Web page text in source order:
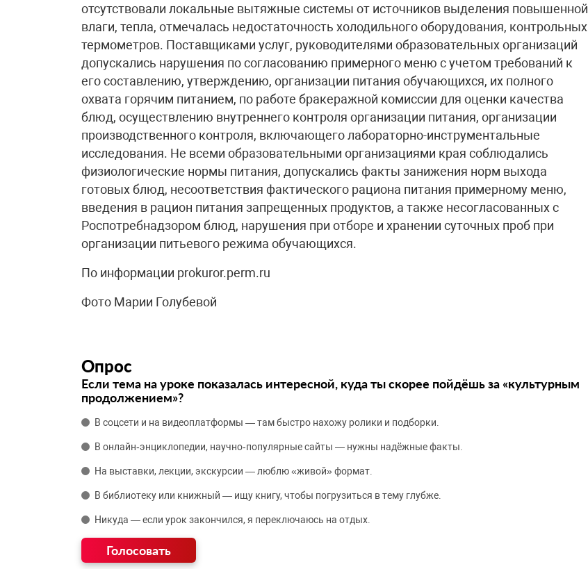
отсутствовали локальные вытяжные системы от источников выделения повышенной
влаги, тепла, отмечалась недостаточность холодильного оборудования, контрольных
термометров. Поставщиками услуг, руководителями образовательных организаций
допускались нарушения по согласованию примерного меню с учетом требований к
его составлению, утверждению, организации питания обучающихся, их полного
охвата горячим питанием, по работе бракеражной комиссии для оценки качества
блюд, осуществлению внутреннего контроля организации питания, организации
производственного контроля, включающего лабораторно-инструментальные
исследования. Не всеми образовательными организациями края соблюдались
физиологические нормы питания, допускались факты занижения норм выхода
готовых блюд, несоответствия фактического рациона питания примерному меню,
введения в рацион питания запрещенных продуктов, а также несогласованных с
Роспотребнадзором блюд, нарушения при отборе и хранении суточных проб при
организации питьевого режима обучающихся.
По информации prokuror.perm.ru
Фото Марии Голубевой
Опрос
Если тема на уроке показалась интересной, куда ты скорее пойдёшь за «культурным
продолжением»?
В соцсети и на видеоплатформы — там быстро нахожу ролики и подборки.
В онлайн‑энциклопедии, научно‑популярные сайты — нужны надёжные факты.
На выставки, лекции, экскурсии — люблю «живой» формат.
В библиотеку или книжный — ищу книгу, чтобы погрузиться в тему глубже.
Никуда — если урок закончился, я переключаюсь на отдых.